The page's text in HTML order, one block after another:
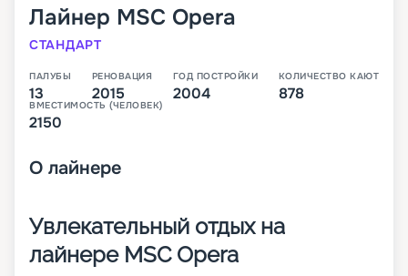
Лайнер MSC Opera
СТАНДАРТ
ПАЛУБЫ
13
РЕНОВАЦИЯ
2015
ГОД ПОСТРОЙКИ
2004
КОЛИЧЕСТВО КАЮТ
878
ВМЕСТИМОСТЬ (ЧЕЛОВЕК)
2150
О лайнере
Увлекательный отдых на
лайнере MSC Opera